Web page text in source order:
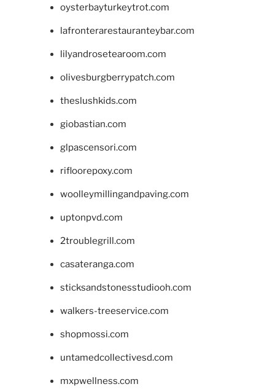
oysterbayturkeytrot.com
lafronterarestauranteybar.com
lilyandrosetearoom.com
olivesburgberrypatch.com
theslushkids.com
giobastian.com
glpascensori.com
rifloorepoxy.com
woolleymillingandpaving.com
uptonpvd.com
2troublegrill.com
casateranga.com
sticksandstonesstudiooh.com
walkers-treeservice.com
shopmossi.com
untamedcollectivesd.com
mxpwellness.com